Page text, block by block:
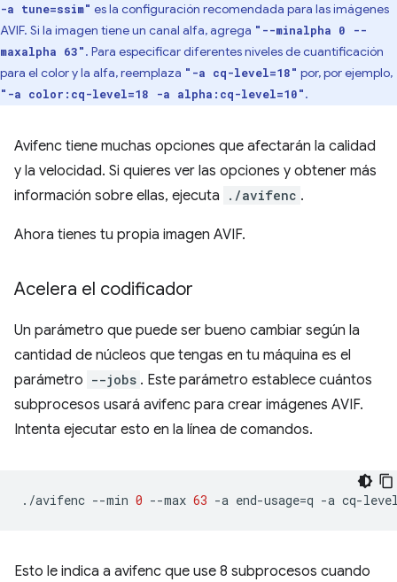
-a tune=ssim" es la configuración recomendada para las imágenes
AVIF. Si la imagen tiene un canal alfa, agrega "--minalpha 0 --
maxalpha 63". Para especificar diferentes niveles de cuantificación
para el color y la alfa, reemplaza "-a cq-level=18" por, por ejemplo,
"-a color:cq-level=18 -a alpha:cq-level=10".
Avifenc tiene muchas opciones que afectarán la calidad
y la velocidad. Si quieres ver las opciones y obtener más
información sobre ellas, ejecuta
./avifenc .
Ahora tienes tu propia imagen AVIF.
Acelera el codificador
Un parámetro que puede ser bueno cambiar según la
cantidad de núcleos que tengas en tu máquina es el
parámetro --jobs . Este parámetro establece cuántos
subprocesos usará avifenc para crear imágenes AVIF.
Intenta ejecutar esto en la línea de comandos.
./avifenc --min 0 --max 63 -a end-usage=q -a cq-
Esto le indica a avifenc que use 8 subprocesos cuando